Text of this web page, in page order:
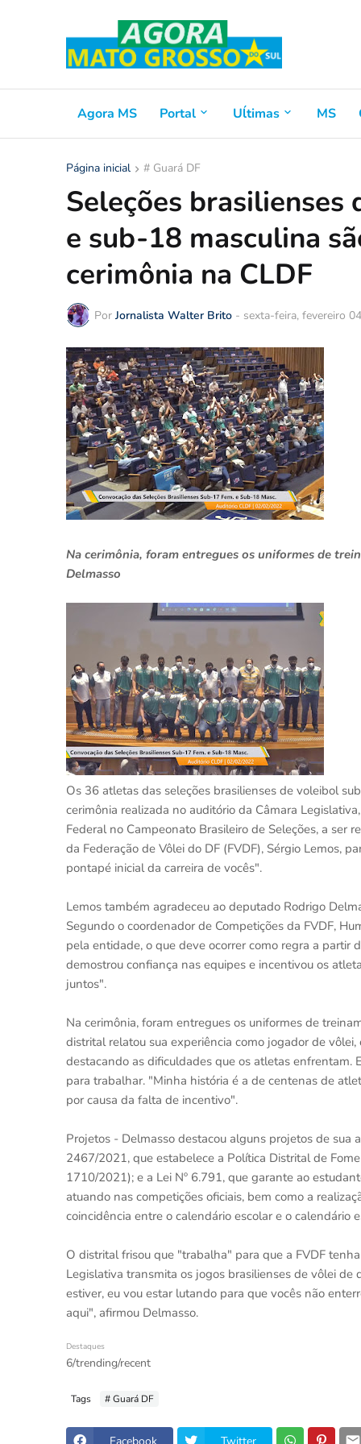
Agora MS Portal Uĺtimas MS
Página inicial # Guará DF
Seleções
e sub-18 masculina
cerimônia na CLDF
Por Jornalista Walter Brito - sexta-feira, fevereiro
Na cerimônia, foram entregues os uniformes de
Delmasso
Os 36 atletas das seleções brasilienses de voleibol
cerimônia realizada no auditório da Câmara
Federal no Campeonato Brasileiro de Seleções, a ser
da Federação de Vôlei do DF (FVDF), Sérgio Lemos,
pontapé inicial da carreira de vocês".
Lemos também agradeceu ao deputado Rodrigo
Segundo o coordenador de Competições da FVDF,
pela entidade, o que deve ocorrer como regra a partir
demostrou confiança nas equipes e incentivou os
juntos".
Na cerimônia, foram entregues os uniformes de
distrital relatou sua experiência como jogador de
destacando as dificuldades que os atletas enfrentam.
para trabalhar. "Minha história é a de centenas de
por causa da falta de incentivo".
Projetos - Delmasso destacou alguns projetos de sua
2467/2021, que estabelece a Política Distrital de
1710/2021); e a Lei Nº 6.791, que garante ao
atuando nas competições oficiais, bem como a
coincidência entre o calendário escolar e o calendário
O distrital frisou que "trabalha" para que a FVDF
Legislativa transmita os jogos brasilienses de vôlei
estiver, eu vou estar lutando para que vocês não
aqui", afirmou Delmasso.
Destaques
6/trending/recent
Tags # Guará DF
Facebook Twitter